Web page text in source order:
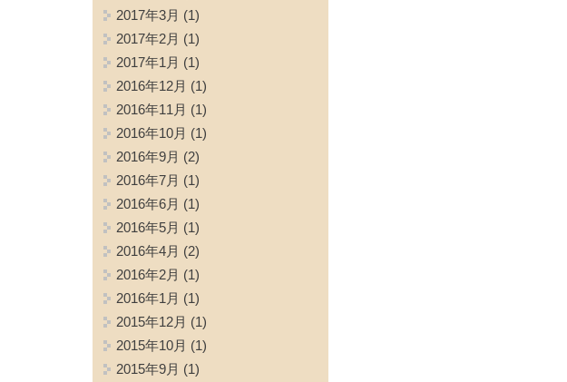
2017年3月 (1)
2017年2月 (1)
2017年1月 (1)
2016年12月 (1)
2016年11月 (1)
2016年10月 (1)
2016年9月 (2)
2016年7月 (1)
2016年6月 (1)
2016年5月 (1)
2016年4月 (2)
2016年2月 (1)
2016年1月 (1)
2015年12月 (1)
2015年10月 (1)
2015年9月 (1)